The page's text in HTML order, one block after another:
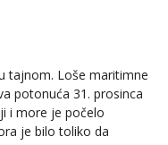
tajnom. Loše maritimne
potonuća 31. prosinca
i more je počelo
je bilo toliko da